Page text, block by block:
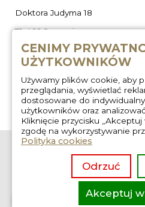
Zabudowa
wyprawowa
Wygłuszanie aut
Usługi off road
Doktora Judyma 18
71-466 Szczecin
CENIMY
UŻYTKOWNIKÓW
Używamy plików cookie, aby
przeglądania, wyświetlać
dostosowane do
użytkowników oraz
Kliknięcie przycisku „Akceptuj
zgodę na wykorzystywanie
Polityka cookies
Odrzuć
Akceptuj